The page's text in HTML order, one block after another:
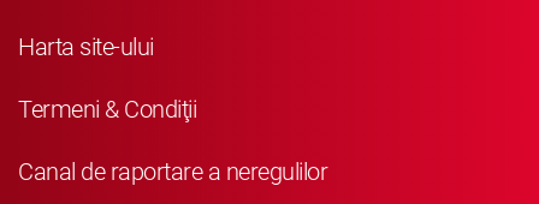
Harta site-ului
Termeni & Condiţii
Canal de raportare a neregulilor